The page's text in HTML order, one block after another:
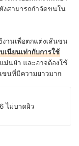
งสามารถกำจัดขนใน
านเพื่อตกแต่งเส้นขน
เนียนเท่ากับการใช้
ม่นยำ และอาจต้องใช้
ขนที่มีความยาวมาก
ไม่บาดผิว